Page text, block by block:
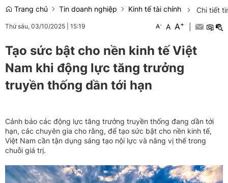
Trang chủ Tin doanh nghiệp Kinh tế tài chính Chi tiết
Thứ sáu, 03/10/2025 15:19 A- A A+
Tạo sức bật cho nền kinh tế Việt
Nam khi động lực tăng trưởng
truyền thống dần tới hạn
Cảnh báo các động lực tăng trưởng truyền thống đang dần tới
hạn, các chuyên gia cho rằng, để tạo sức bật cho nền kinh tế,
Việt Nam cần tận dụng sáng tạo nội lực và nâng vị thế trong
chuỗi giá trị.